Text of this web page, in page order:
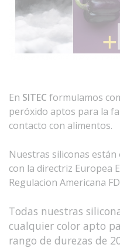
En SITEC formulamos
peróxido aptos para la
contacto con alimentos.
Nuestras siliconas están
con la directriz Europea
Regulacion Americana
Todas nuestras
cualquier color apto
rango de durezas de